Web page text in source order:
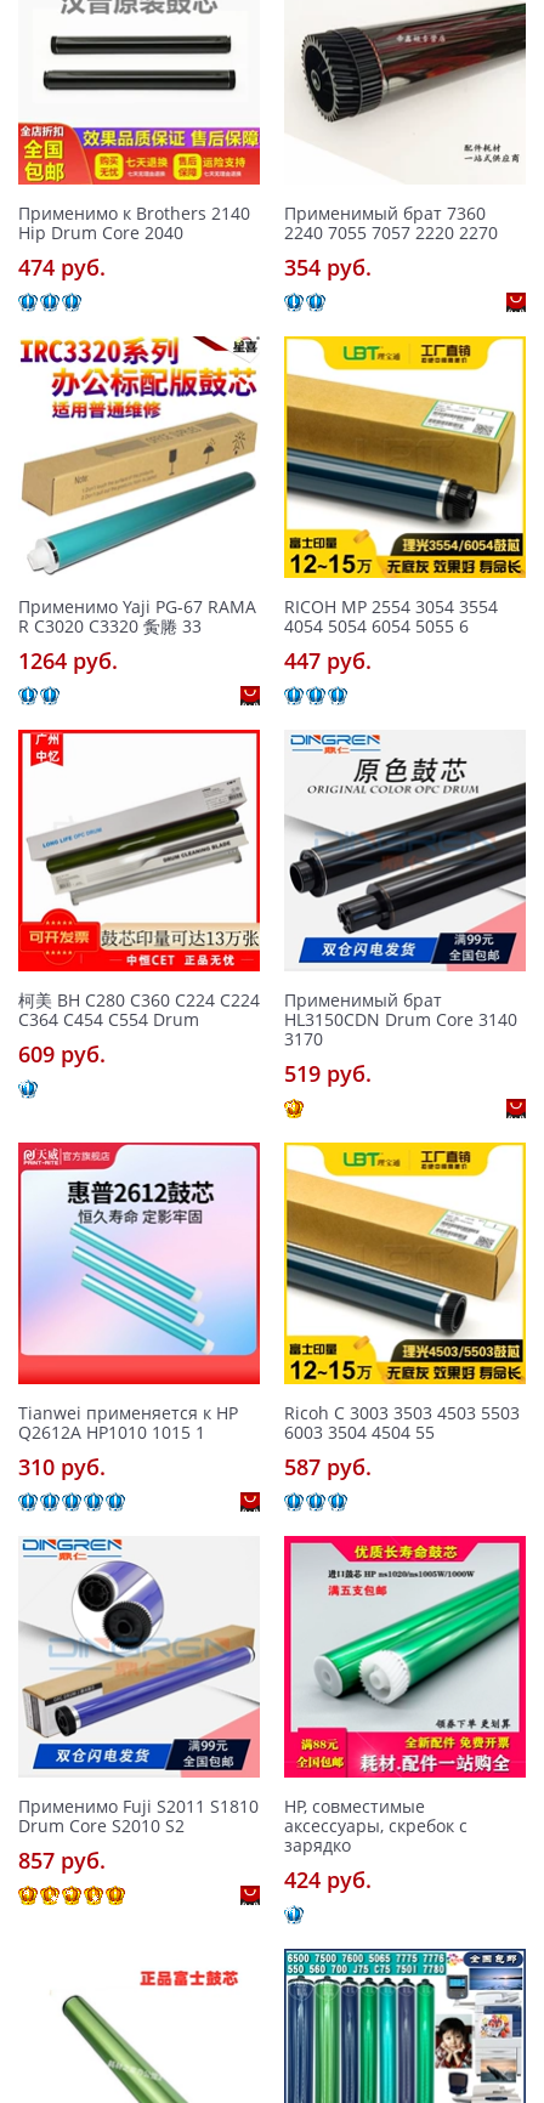
Применимо к Brothers 2140
Hip Drum Core 2040
474 pуб.
Применимый брат 7360
2240 7055 7057 2220 2270
354 pуб.
Применимо Yaji PG-67 RAMA
R C3020 C3320 夤腃 33
1264 pуб.
RICOH MP 2554 3054 3554
4054 5054 6054 5055 6
447 pуб.
柯美 BH C280 C360 C224 C224
C364 C454 C554 Drum
609 pуб.
Применимый брат
HL3150CDN Drum Core 3140
3170
519 pуб.
Tianwei применяется к HP
Q2612A HP1010 1015 1
310 pуб.
Ricoh C 3003 3503 4503 5503
6003 3504 4504 55
587 pуб.
Применимо Fuji S2011 S1810
Drum Core S2010 S2
857 pуб.
HP, совместимые
аксессуары, скребок с
зарядко
424 pуб.